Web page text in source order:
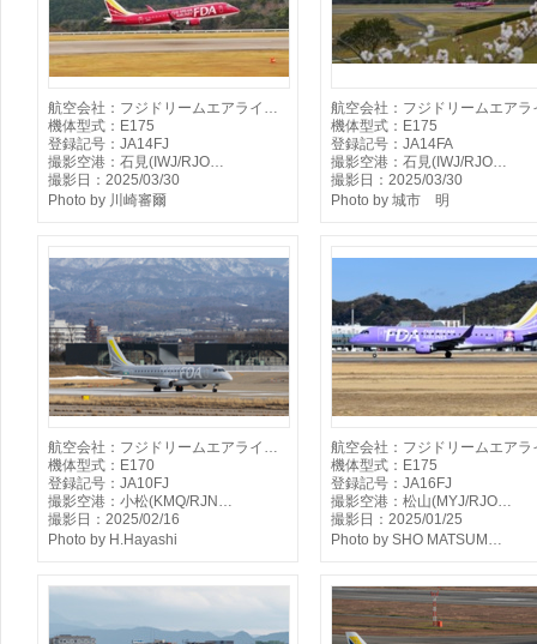
航空会社：フジドリームエアライ…
機体型式：E175
登録記号：JA14FJ
撮影空港：石見(IWJ/RJO…
撮影日：2025/03/30
Photo by 川崎審爾
航空会社：フジドリームエア
機体型式：E175
登録記号：JA14FA
撮影空港：石見(IWJ/RJO…
撮影日：2025/03/30
Photo by 城市 明
航空会社：フジドリームエアライ…
機体型式：E170
登録記号：JA10FJ
撮影空港：小松(KMQ/RJN…
撮影日：2025/02/16
Photo by H.Hayashi
航空会社：フジドリームエア
機体型式：E175
登録記号：JA16FJ
撮影空港：松山(MYJ/RJO…
撮影日：2025/01/25
Photo by SHO MATSUM…